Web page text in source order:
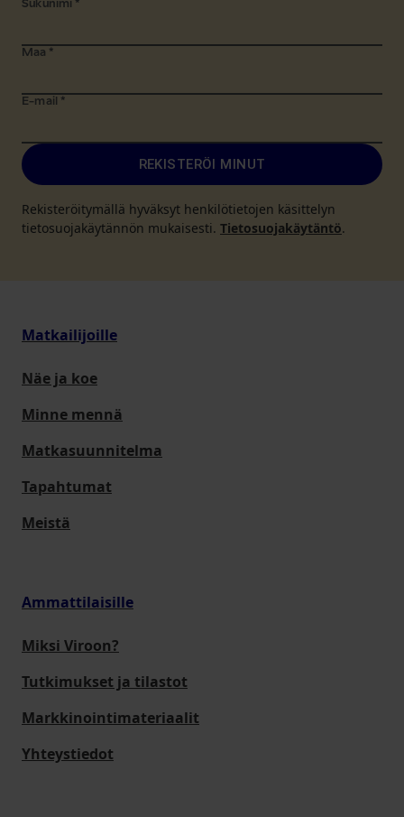
Sukunimi *
Maa *
E-mail *
REKISTERÖI MINUT
Rekisteröitymällä hyväksyt henkilötietojen käsittelyn
tietosuojakäytännön mukaisesti. Tietosuojakäytäntö.
Matkailijoille
Näe ja koe
Minne mennä
Matkasuunnitelma
Tapahtumat
Meistä
Ammattilaisille
Miksi Viroon?
Tutkimukset ja tilastot
Markkinointimateriaalit
Yhteystiedot